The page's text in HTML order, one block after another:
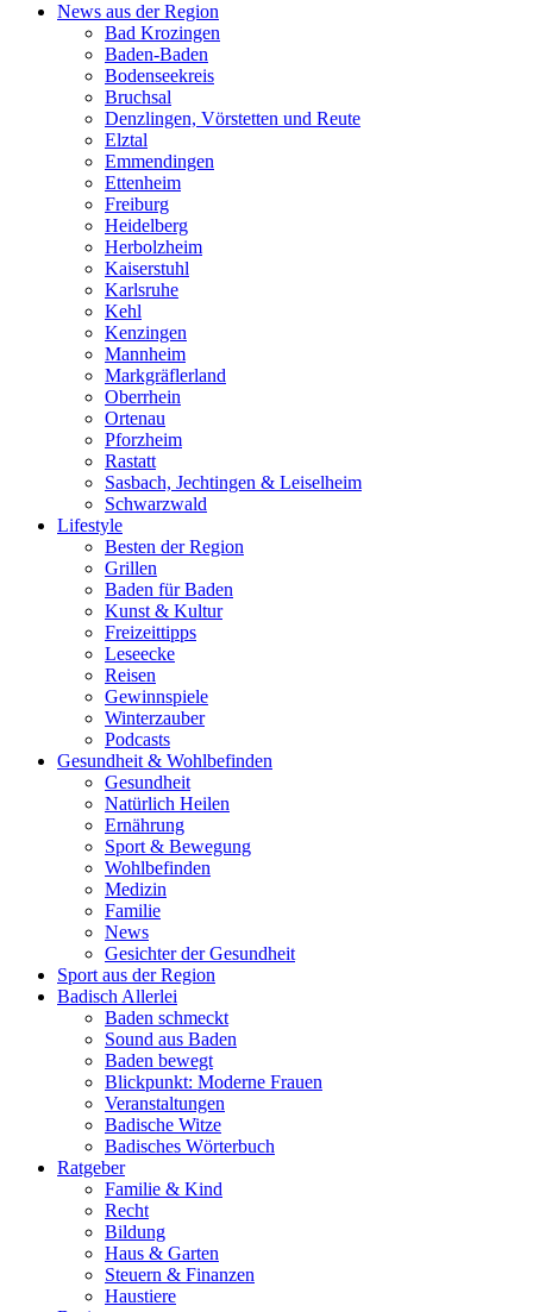
News aus der Region
Bad Krozingen
Baden-Baden
Bodenseekreis
Bruchsal
Denzlingen, Vörstetten und Reute
Elztal
Emmendingen
Ettenheim
Freiburg
Heidelberg
Herbolzheim
Kaiserstuhl
Karlsruhe
Kehl
Kenzingen
Mannheim
Markgräflerland
Oberrhein
Ortenau
Pforzheim
Rastatt
Sasbach, Jechtingen & Leiselheim
Schwarzwald
Lifestyle
Besten der Region
Grillen
Baden für Baden
Kunst & Kultur
Freizeittipps
Leseecke
Reisen
Gewinnspiele
Winterzauber
Podcasts
Gesundheit & Wohlbefinden
Gesundheit
Natürlich Heilen
Ernährung
Sport & Bewegung
Wohlbefinden
Medizin
Familie
News
Gesichter der Gesundheit
Sport aus der Region
Badisch Allerlei
Baden schmeckt
Sound aus Baden
Baden bewegt
Blickpunkt: Moderne Frauen
Veranstaltungen
Badische Witze
Badisches Wörterbuch
Ratgeber
Familie & Kind
Recht
Bildung
Haus & Garten
Steuern & Finanzen
Haustiere